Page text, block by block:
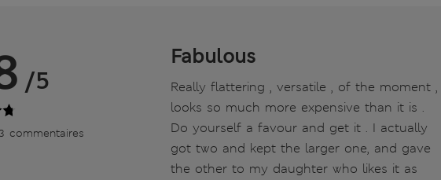
/5
commentaires
Fabulous
Really flattering , versatile , of the moment ,
looks so much more expensive than it is .
Do yourself a favour and get it . I actually
got two and kept the larger one, and gave
the other to my daughter who likes it as